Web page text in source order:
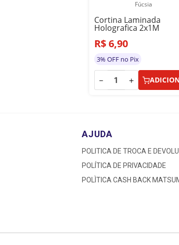
Fúcsia
Cortina Laminada
Holografica 2x1M
R$6,90
3% OFF no Pix
－ ＋
AJUDA
POLITICA DE TROCA E
POLÍTICA DE PRIVACIDADE
POLÌTICA CASH BACK